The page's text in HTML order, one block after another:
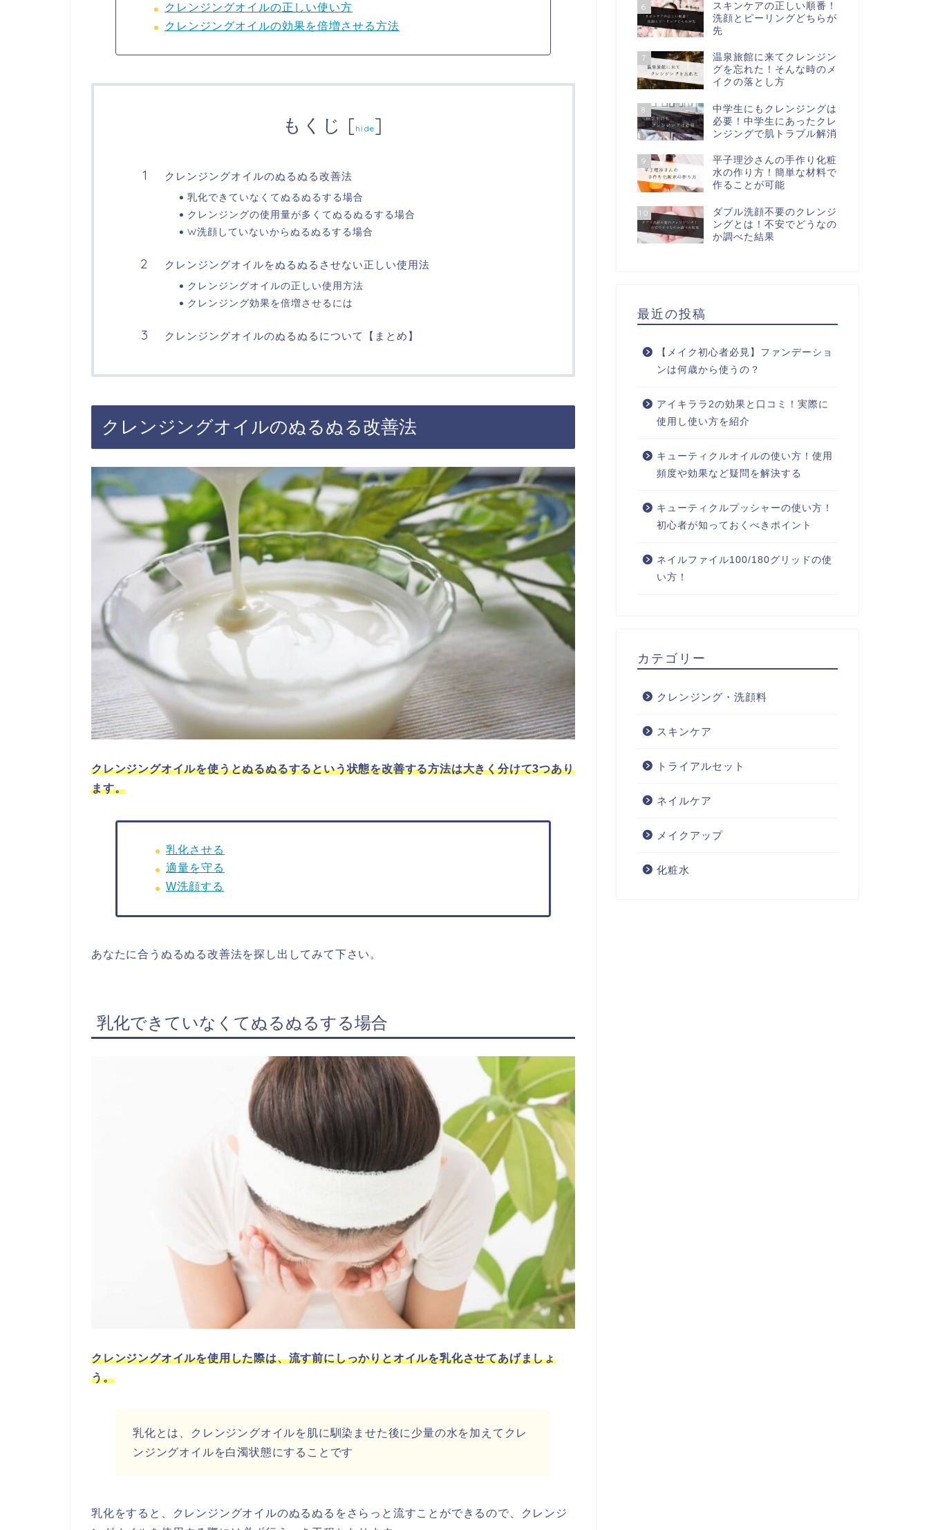
クレンジングオイルの正しい使い方
クレンジングオイルの効果を倍増させる方法
もくじ [hide]
クレンジングオイルのぬるぬる改善法
乳化できていなくてぬるぬるする場合
クレンジングの使用量が多くてぬるぬるする場合
W洗顔していないからぬるぬるする場合
クレンジングオイルをぬるぬるさせない正しい使用法
クレンジングオイルの正しい使用方法
クレンジング効果を倍増させるには
クレンジングオイルのぬるぬるについて【まとめ】
クレンジングオイルのぬるぬる改善法
クレンジングオイルを使うとぬるぬるするという状態を改善する方法は大きく分けて3つあり
ます。
乳化させる
適量を守る
W洗顔する
あなたに合うぬるぬる改善法を探し出してみて下さい。
乳化できていなくてぬるぬるする場合
クレンジングオイルを使用した際は、流す前にしっかりとオイルを乳化させてあげましょ
う。
乳化とは、クレンジングオイルを肌に馴染ませた後に少量の水を加えてクレ
ンジングオイルを白濁状態にすることです
乳化をすると、クレンジングオイルのぬるぬるをさらっと流すことができるので、クレンジ
6
スキンケアの正しい順番！
洗顔とピーリングどちらが
先
7
温泉旅館に来てクレンジン
グを忘れた！そんな時のメ
イクの落とし方
8
中学生にもクレンジングは
必要！中学生にあったクレ
ンジングで肌トラブル解消
9
平子理沙さんの手作り化粧
水の作り方！簡単な材料で
作ることが可能
10
ダブル洗顔不要のクレンジ
ングとは！不安でどうなの
か調べた結果
最近の投稿
【メイク初心者必見】ファンデーショ
ンは何歳から使うの？
アイキララ2の効果と口コミ！実際に
使用し使い方を紹介
キューティクルオイルの使い方！使用
頻度や効果など疑問を解決する
キューティクルプッシャーの使い方！
初心者が知っておくべきポイント
ネイルファイル100/180グリッドの使
い方！
カテゴリー
クレンジング・洗顔料
スキンケア
トライアルセット
ネイルケア
メイクアップ
化粧水